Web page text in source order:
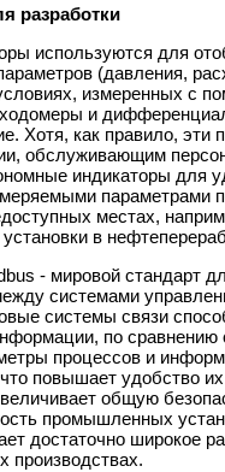
разработки
используются для
(давления,
измеренных с
и
Хотя, как правило, эти
обслуживающим
индикаторы для
параметрами
местах,
в
- мировой стандарт
системами
системы связи
по
процессов и
повышает удобство их
общую
промышленных
достаточно широкое
производствах.